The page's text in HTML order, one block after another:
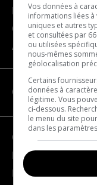
Become a partner
Contact us
About us
CATEGORIES
Geography
France
Europe
Vos données à
informations liées
uniques et autres
et consultées par
ou utilisées
nous-mêmes
géolocalisation
Certains
données à
légitime. Vous
ci-dessous.
le menu du site
dans les